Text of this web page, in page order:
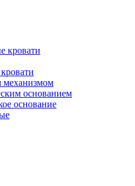
кровати
основанием
основание